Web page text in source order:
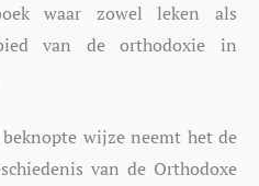
waar zowel leken als
van de orthodoxie in
wijze neemt het de
van de Orthodoxe